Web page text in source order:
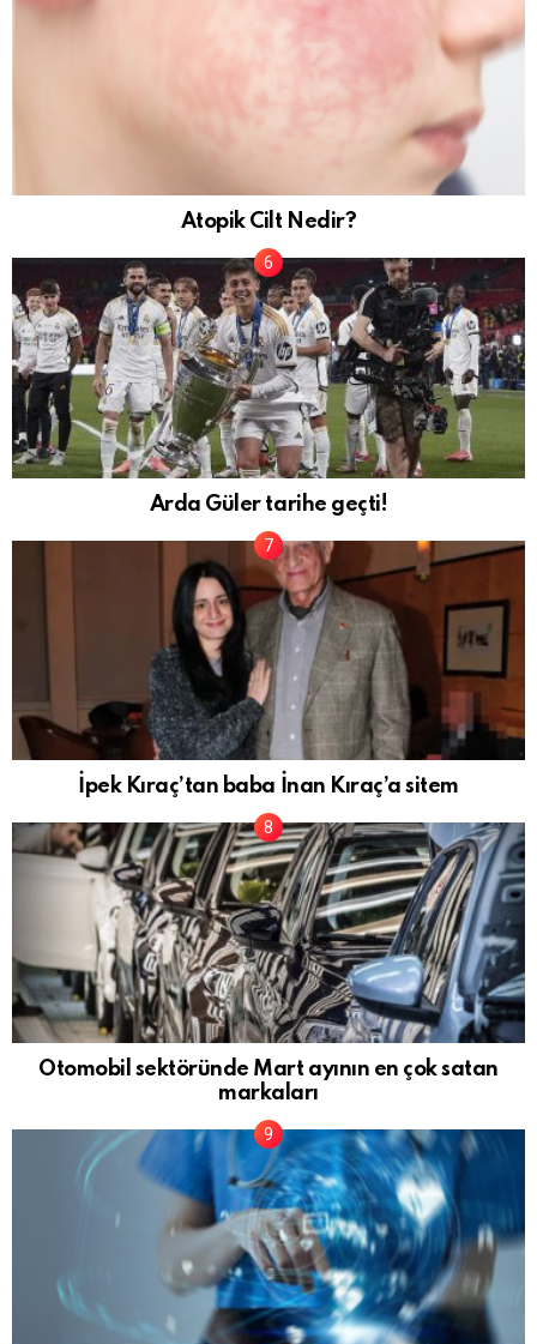
Atopik Cilt Nedir?
Arda Güler tarihe geçti!
İpek Kıraç’tan baba İnan Kıraç’a sitem
Otomobil sektöründe Mart ayının en çok satan
markaları